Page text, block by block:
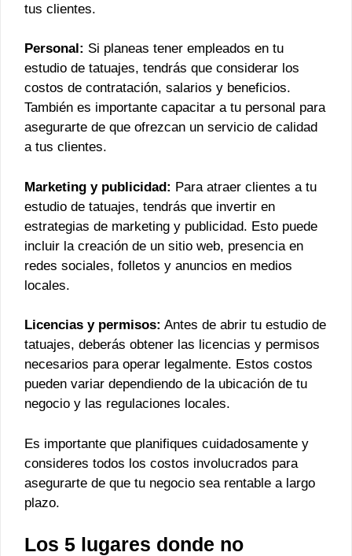
tus clientes.
Personal: Si planeas tener empleados en tu
estudio de tatuajes, tendrás que considerar los
costos de contratación, salarios y beneficios.
También es importante capacitar a tu personal para
asegurarte de que ofrezcan un servicio de calidad
a tus clientes.
Marketing y publicidad: Para atraer clientes a tu
estudio de tatuajes, tendrás que invertir en
estrategias de marketing y publicidad. Esto puede
incluir la creación de un sitio web, presencia en
redes sociales, folletos y anuncios en medios
locales.
Licencias y permisos: Antes de abrir tu estudio de
tatuajes, deberás obtener las licencias y permisos
necesarios para operar legalmente. Estos costos
pueden variar dependiendo de la ubicación de tu
negocio y las regulaciones locales.
Es importante que planifiques cuidadosamente y
consideres todos los costos involucrados para
asegurarte de que tu negocio sea rentable a largo
plazo.
Los 5 lugares donde no